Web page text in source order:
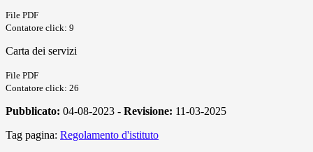
File PDF
Contatore click: 9
Carta dei servizi
File PDF
Contatore click: 26
Pubblicato: 04-08-2023 - Revisione: 11-03-2025
Tag pagina: Regolamento d'istituto